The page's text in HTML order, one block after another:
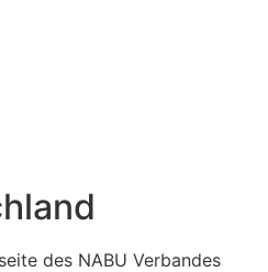
des NABU Verbandes